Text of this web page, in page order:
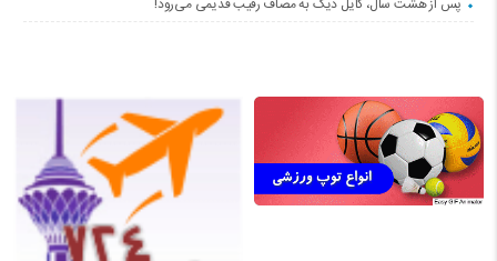
پس از هشت سال، کایل دیک به مصاف رقیب قدیمی می‌رود!